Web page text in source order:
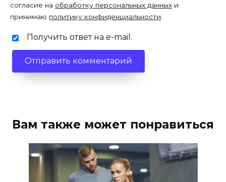
согласие на обработку персональных данных и
принимаю политику конфиденциальности
Получить ответ на e-mail.
Вам также может понравиться